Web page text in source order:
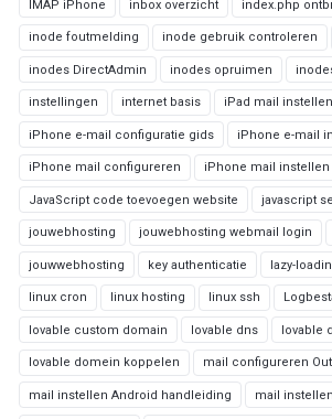
IMAP iPhone inbox overzicht index.php
inode foutmelding inode gebruik controleren
inodes DirectAdmin inodes opruimen
instellingen internet basis iPad mail instellen
iPhone e-mail configuratie gids iPhone e-mail
iPhone mail configureren iPhone mail
JavaScript code toevoegen website javascript
jouwebhosting jouwebhosting webmail login
jouwwebhosting key authenticatie lazy-
linux cron linux hosting linux ssh
lovable custom domain lovable dns lovable
lovable domein koppelen mail configureren
mail instellen Android handleiding mail